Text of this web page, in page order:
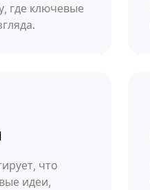
где ключевые
что
идеи,